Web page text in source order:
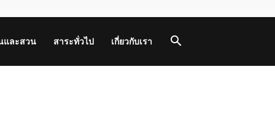
และสวน สาระทั่วไป เกี่ยวกับเรา